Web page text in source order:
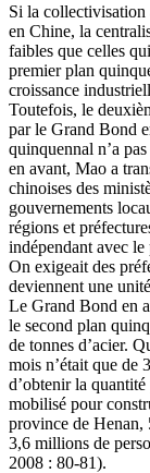
Si la
en Chine, la
faibles que celles
premier plan
croissance
Toutefois, le
par le Grand Bond
quinquennal n’a
en avant, Mao a
chinoises des
gouvernements
régions et
indépendant avec
On exigeait des
deviennent une
Le Grand Bond en
le second plan
de tonnes d’acier.
mois n’était que de
d’obtenir la
mobilisé pour
province de Henan,
3,6 millions de
2008 : 80-81).